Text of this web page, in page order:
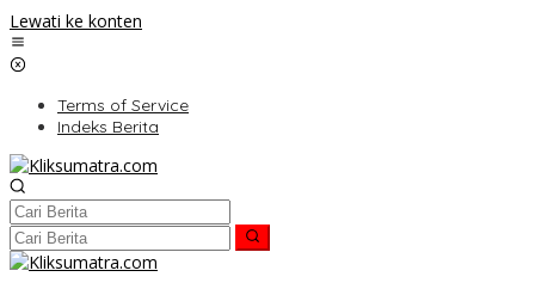
Lewati ke konten
Terms of Service
Indeks Berita